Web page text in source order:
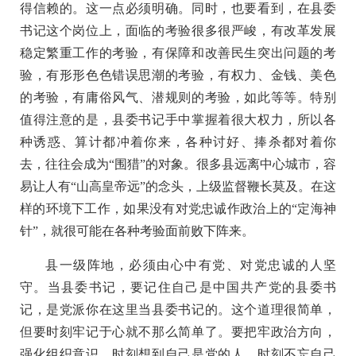
得信赖的。这一点必须明确。同时，也要看到，在县委
书记这个岗位上，面临的考验很多很严峻，有改革发展
稳定繁重工作的考验，有保障和改善民生突出问题的考
验，有形形色色错误思潮的考验，有权力、金钱、美色
的考验，有庸俗风气、潜规则的考验，如此等等。特别
值得注意的是，县委书记手中掌握着很大权力，所以各
种诱惑、算计都冲着你来，各种讨好、捧杀都对着你
去，往往会成为“围猎”的对象。很多县远离中心城市，容
易让人有“山高皇帝远”的念头，上级监督鞭长莫及。在这
样的环境下工作，如果没有对党忠诚作政治上的“定海神
针”，就很可能在各种考验面前败下阵来。
县一级阵地，必须由心中有党、对党忠诚的人坚
守。当县委书记，要记住自己是中国共产党的县委书
记，是党派你在这里当县委书记的。这个道理很简单，
但要时刻牢记于心就不那么简单了。要把牢政治方向，